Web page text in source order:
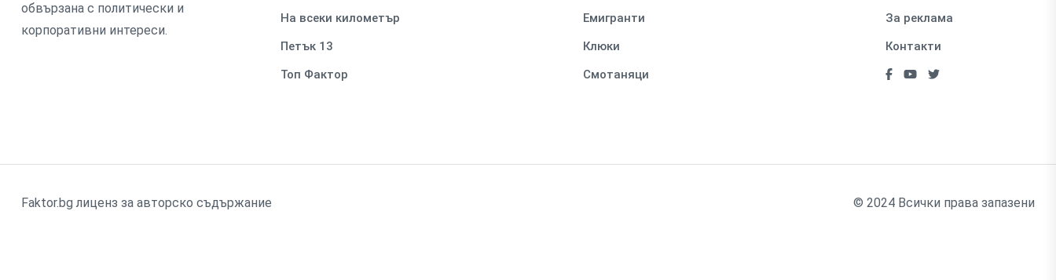
обвързана с политически и
корпоративни интереси.
На всеки километър
Петък 13
Топ Фактор
Емигранти
Клюки
Смотаняци
За реклама
Контакти
Faktor.bg лиценз за авторско съдържание © 2024 Всички права запазени